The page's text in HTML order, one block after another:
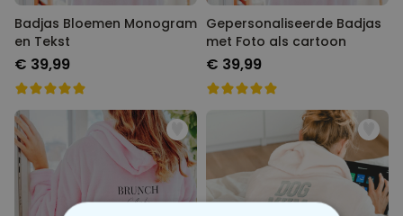
Badjas Bloemen Monogram
en Tekst
€ 39,99
Gepersonaliseerde Badjas
met Foto als cartoon
€ 39,99